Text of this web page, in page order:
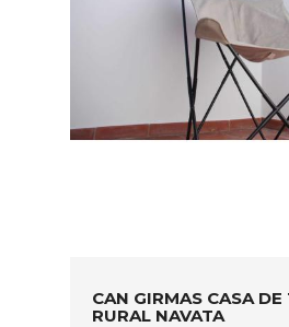
CAN GIRMAS CASA DE
RURAL NAVATA